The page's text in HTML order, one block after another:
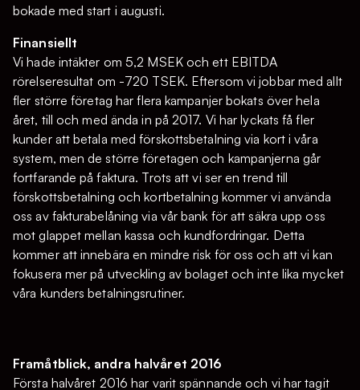
bokade med start i augusti.
Finansiellt
Vi hade intäkter om 5,2 MSEK och ett EBITDA
rörelseresultat om -720 TSEK. Eftersom vi jobbar med allt
fler större företag har flera kampanjer bokats över hela
året, till och med ända in på 2017. Vi har lyckats få fler
kunder att betala med förskottsbetalning via kort i våra
system, men de större företagen och kampanjerna går
fortfarande på faktura. Trots att vi ser en trend till
förskottsbetalning och kortbetalning kommer vi använda
oss av fakturabelåning via vår bank för att säkra upp oss
mot glappet mellan kassa och kundfordringar. Detta
kommer att innebära en mindre risk för oss och att vi kan
fokusera mer på utveckling av bolaget och inte lika mycket
våra kunders betalningsrutiner.
Framåtblick, andra halvåret 2016
Första halvåret 2016 har varit spännande och vi har tagit